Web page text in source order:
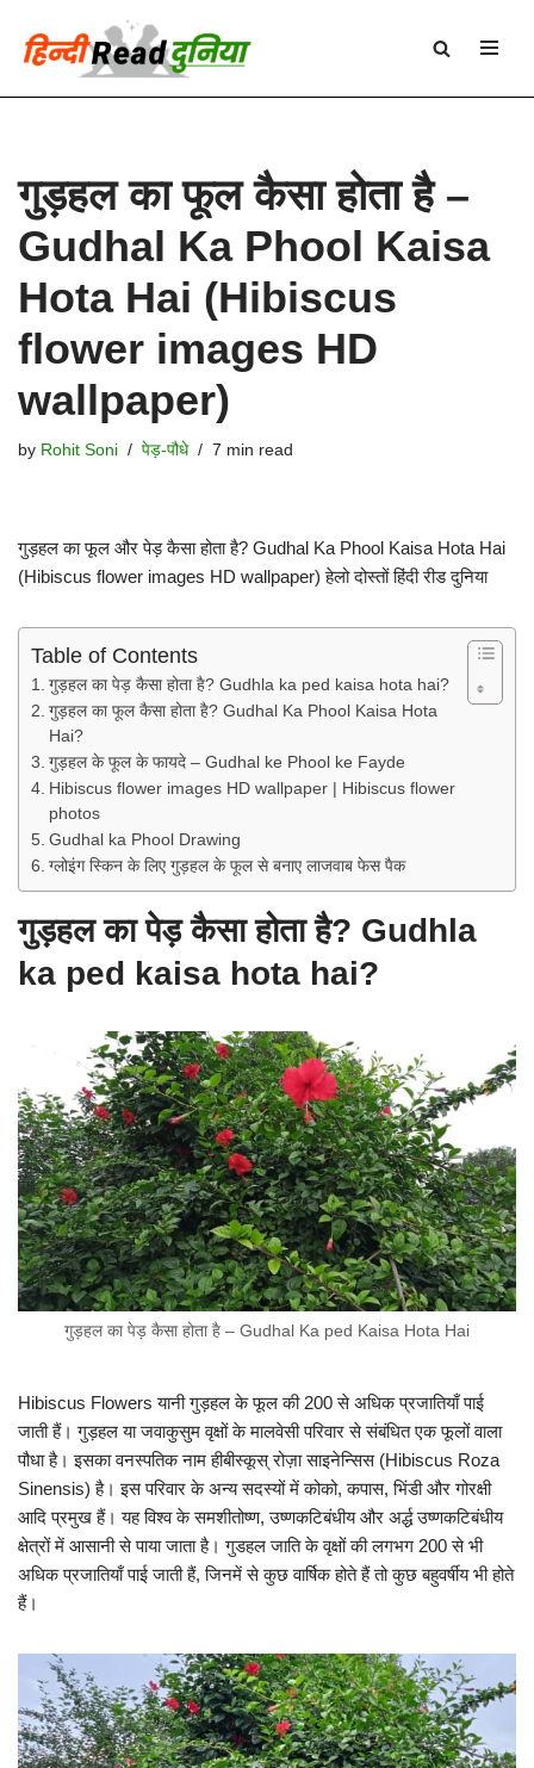
Skip
to
गुड़हल का फूल कैसा होता है –
Gudhal Ka Phool Kaisa
Hota Hai (Hibiscus
flower images HD
wallpaper)
by Rohit Soni पेड़-पौधे 7 min read
गुड़हल का फूल और पेड़ कैसा होता है? Gudhal Ka Phool Kaisa Hota Hai
(Hibiscus flower images HD wallpaper) हेलो दोस्तों हिंदी रीड दुनिया
Table of Contents
गुड़हल का पेड़ कैसा होता है? Gudhla ka ped kaisa hota hai?
गुड़हल का फूल कैसा होता है? Gudhal Ka Phool Kaisa Hota
Hai?
गुड़हल के फूल के फायदे – Gudhal ke Phool ke Fayde
Hibiscus flower images HD wallpaper | Hibiscus flower
photos
Gudhal ka Phool Drawing
ग्लोइंग स्किन के लिए गुड़हल के फूल से बनाए लाजवाब फेस पैक
गुड़हल का पेड़ कैसा होता है? Gudhla
ka ped kaisa hota hai?
गुड़हल का पेड़ कैसा होता है – Gudhal Ka ped Kaisa Hota Hai
Hibiscus Flowers यानी गुड़हल के फूल की 200 से अधिक प्रजातियाँ पाई
जाती हैं। गुड़हल या जवाकुसुम वृक्षों के मालवेसी परिवार से संबंधित एक फूलों वाला
पौधा है। इसका वनस्पतिक नाम हीबीस्कूस् रोज़ा साइनेन्सिस (Hibiscus Roza
Sinensis) है। इस परिवार के अन्य सदस्यों में कोको, कपास, भिंडी और गोरक्षी
आदि प्रमुख हैं। यह विश्व के समशीतोष्ण, उष्णकटिबंधीय और अर्द्ध उष्णकटिबंधीय
क्षेत्रों में आसानी से पाया जाता है। गुडहल जाति के वृक्षों की लगभग 200 से भी
अधिक प्रजातियाँ पाई जाती हैं, जिनमें से कुछ वार्षिक होते हैं तो कुछ बहुवर्षीय भी होते
हैं।